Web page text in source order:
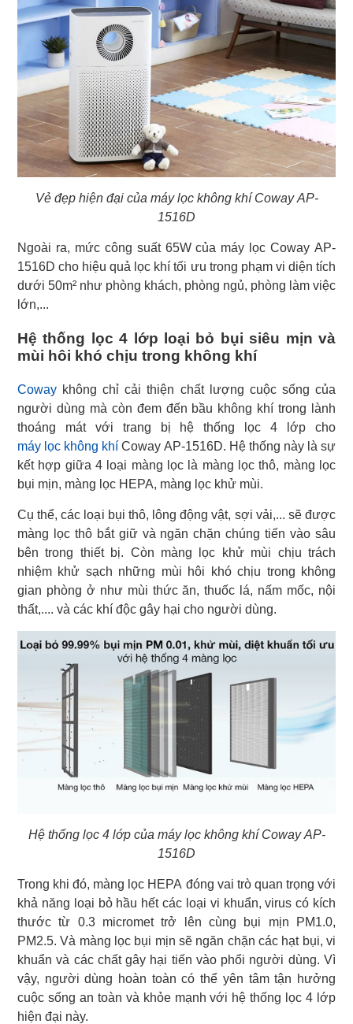
Vẻ đẹp hiện đại của máy lọc không khí Coway AP-
1516D
Ngoài ra, mức công suất 65W của máy lọc Coway AP-
1516D cho hiệu quả lọc khí tối ưu trong phạm vi diện tích
dưới 50m² như phòng khách, phòng ngủ, phòng làm việc
lớn,...
Hệ thống lọc 4 lớp loại bỏ bụi siêu mịn và
mùi hôi khó chịu trong không khí
Coway không chỉ cải thiện chất lượng cuộc sống của
người dùng mà còn đem đến bầu không khí trong lành
máy lọc không khí Coway AP-1516D. Hệ thống này là sự
kết hợp giữa 4 loại màng lọc là màng lọc thô, màng lọc
bụi mịn, màng lọc HEPA, màng lọc khử mùi.
Cụ thể, các loại bụi thô, lông động vật, sợi vải,... sẽ được
màng lọc thô bắt giữ và ngăn chặn chúng tiến vào sâu
bên trong thiết bị. Còn màng lọc khử mùi chịu trách
nhiệm khử sạch những mùi hôi khó chịu trong không
gian phòng ở như mùi thức ăn, thuốc lá, nấm mốc, nội
thất,.... và các khí độc gây hại cho người dùng.
Hệ thống lọc 4 lớp của máy lọc không khí Coway AP-
1516D
Trong khi đó, màng lọc HEPA đóng vai trò quan trọng với
khả năng loại bỏ hầu hết các loại vi khuẩn, virus có kích
thước từ 0.3 micromet trở lên cùng bụi mịn PM1.0,
PM2.5. Và màng lọc bụi mịn sẽ ngăn chặn các hạt bụi, vi
khuẩn và các chất gây hại tiến vào phổi người dùng. Vì
vậy, người dùng hoàn toàn có thể yên tâm tận hưởng
cuộc sống an toàn và khỏe mạnh với hệ thống lọc 4 lớp
hiện đại này.